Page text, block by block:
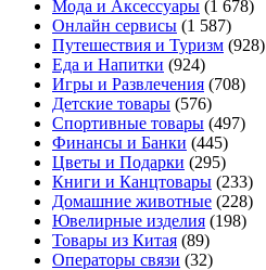
Мода и Аксессуары (1 678)
Онлайн сервисы (1 587)
Путешествия и Туризм (928)
Еда и Напитки (924)
Игры и Развлечения (708)
Детские товары (576)
Спортивные товары (497)
Финансы и Банки (445)
Цветы и Подарки (295)
Книги и Канцтовары (233)
Домашние животные (228)
Ювелирные изделия (198)
Товары из Китая (89)
Операторы связи (32)